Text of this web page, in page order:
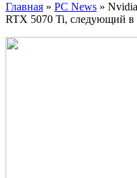
Главная » PC News »
RTX 5070 Ti, следующий в